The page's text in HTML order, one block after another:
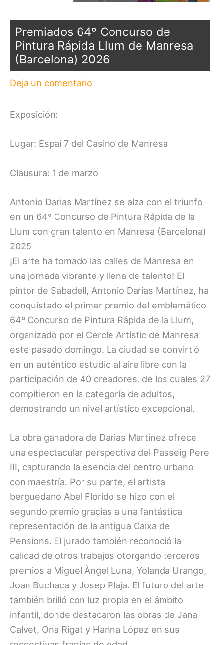
Premiados 64º Concurso de
Pintura Rápida Llum de Manresa
(Barcelona) 2026
Deja un comentario
Exposición:
Lugar: Espai 7 del Casino de Manresa
Clausura: 1 de marzo
Antonio Darias Martínez se alza con el triunfo
en un 64º Concurso de Pintura Rápida de la
Llum con gran talento en Manresa (Barcelona)
2025
¡El arte ha tomado las calles de Manresa en
una jornada vibrante y llena de talento! El
pintor de Sabadell, Antonio Darias Martínez, ha
conquistado el primer premio del emblemático
64º Concurso de Pintura Rápida de la Llum,
organizado por el Cercle Artístic de Manresa
este pasado domingo. La ciudad se convirtió
en un auténtico estudio al aire libre con la
participación de 40 creadores, de los cuales 27
compitieron en la categoría de adultos,
demostrando un nivel artístico excepcional.
La obra ganadora de Darias Martínez ofrece
una espectacular perspectiva del Passeig Pere
III, capturando la esencia del centro urbano
con maestría. Por su parte, el artista
berguedano Abel Florido se hizo con el
segundo premio gracias a una fantástica
representación de la antigua Caixa de
Pensions. El jurado también reconoció la
calidad de otros trabajos otorgando terceros
premios a Miguel Àngel Luna, Yolanda Urango,
Joan Buchaca y Josep Plaja. El futuro del arte
también brilló con luz propia en el ámbito
infantil, donde destacaron las obras de Jana
Calvet, Ona Rigat y Hanna López en sus